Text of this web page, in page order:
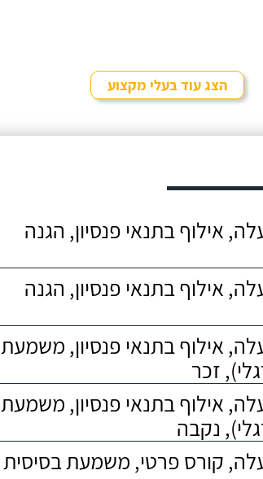
הצג עוד בעלי מקצוע
אילוף בתנאי פנסיון, הגנה
אילוף בתנאי פנסיון, הגנה
אילוף בתנאי פנסיון, משמעת
זכר
אילוף בתנאי פנסיון, משמעת
נקבה
קורס פרטי, משמעת בסיסית